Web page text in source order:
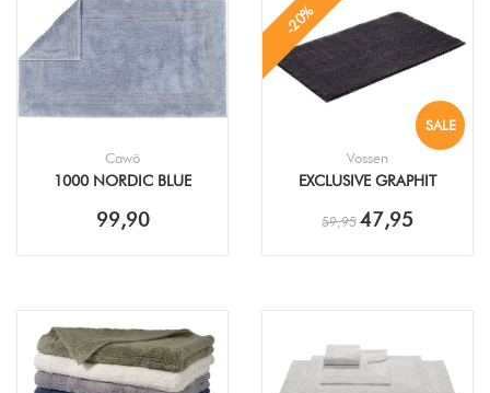
Cawö
1000 NORDIC BLUE
99,90
SALE
-20%
Vossen
EXCLUSIVE GRAPHIT
59,95 47,95